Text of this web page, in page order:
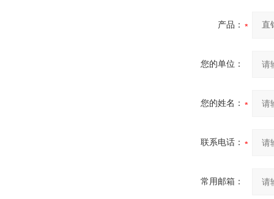
产品：
您的单位：
您的姓名：
联系电话：
常用邮箱：